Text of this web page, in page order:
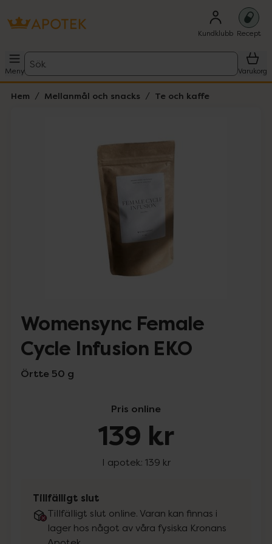
Kundklubb Recept
Meny
Sök
Varukorg
Hem Mellanmål och snacks Te och kaffe
Womensync Female
Cycle Infusion EKO
Örtte 50 g
Pris online
139 kr
I apotek: 139 kr
Tillfälligt slut
Tillfälligt slut online. Varan kan finnas i
lager hos något av våra fysiska Kronans